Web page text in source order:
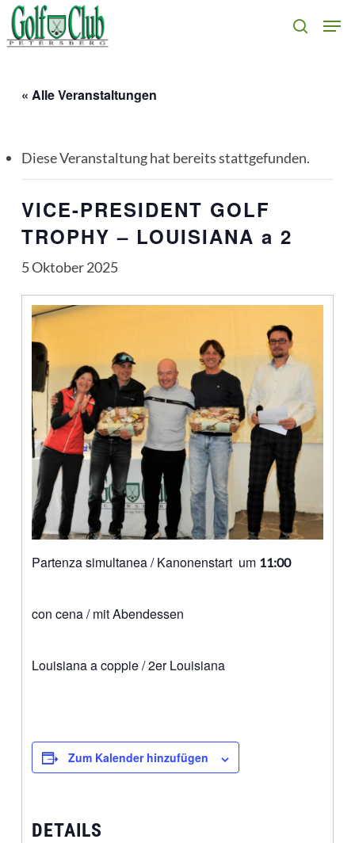
Skip
to
search
« Alle Veranstaltungen
Diese Veranstaltung hat bereits stattgefunden.
VICE-PRESIDENT GOLF
TROPHY – LOUISIANA a 2
5 Oktober 2025
Partenza simultanea / Kanonenstart um 11:00
con cena / mit Abendessen
Louisiana a coppie / 2er Louisiana
Zum Kalender hinzufügen
DETAILS